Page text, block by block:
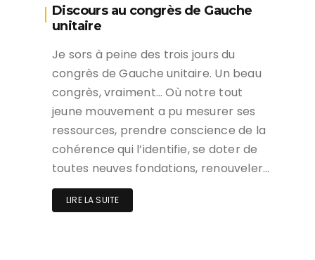
Discours au congrès de Gauche
unitaire
Je sors à peine des trois jours du
congrès de Gauche unitaire. Un beau
congrès, vraiment… Où notre tout
jeune mouvement a pu mesurer ses
ressources, prendre conscience de la
cohérence qui l’identifie, se doter de
toutes neuves fondations, renouveler…
LIRE LA SUITE